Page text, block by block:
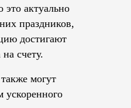
это актуально
праздников,
достигают
счету.
могут
ускоренного